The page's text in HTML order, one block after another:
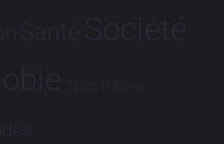
Santé Société
Tech Tribune